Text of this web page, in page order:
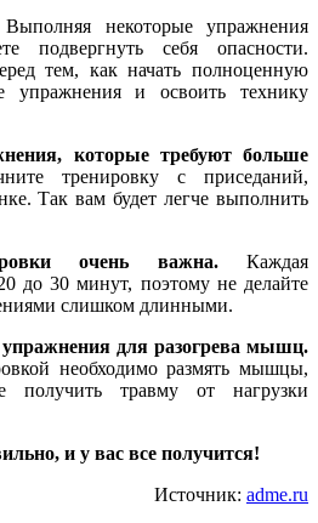
некоторые упражнения
подвергнуть себя опасности.
тем, как начать полноценную
упражнения и освоить технику
которые требуют больше
тренировку с приседаний,
Так вам будет легче выполнить
очень важна.Каждая
до 30 минут, поэтому не делайте
слишком длинными.
упражнения для разогрева мышц.
необходимо размять мышцы,
получить травму от нагрузки
и у вас все получится!
Источник: adme.ru